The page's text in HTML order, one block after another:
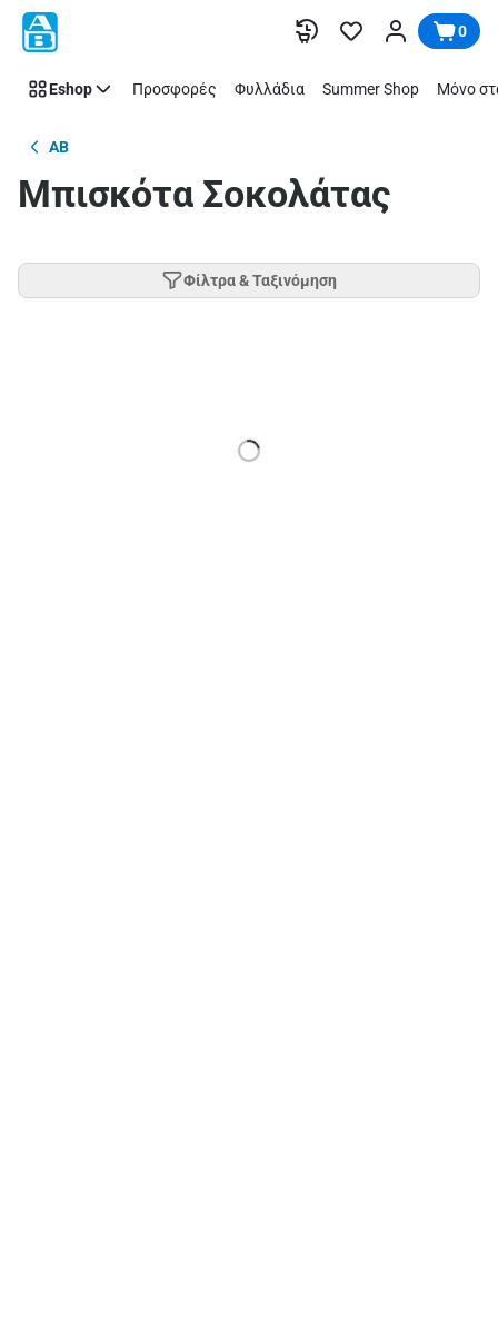
Παράλειψη 0
Eshop Προσφορές Φυλλάδια Summer Shop Μόνο
AB
Μπισκότα Σοκολάτας
Φίλτρα & Ταξινόμηση